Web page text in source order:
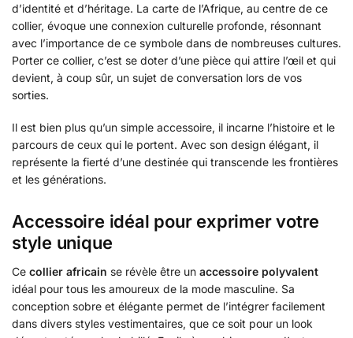
d’identité et d’héritage. La carte de l’Afrique, au centre de ce
collier, évoque une connexion culturelle profonde, résonnant
avec l’importance de ce symbole dans de nombreuses cultures.
Porter ce collier, c’est se doter d’une pièce qui attire l’œil et qui
devient, à coup sûr, un sujet de conversation lors de vos
sorties.
Il est bien plus qu’un simple accessoire, il incarne l’histoire et le
parcours de ceux qui le portent. Avec son design élégant, il
représente la fierté d’une destinée qui transcende les frontières
et les générations.
Accessoire idéal pour exprimer votre
style unique
Ce collier africain se révèle être un accessoire polyvalent
idéal pour tous les amoureux de la mode masculine. Sa
conception sobre et élégante permet de l’intégrer facilement
dans divers styles vestimentaires, que ce soit pour un look